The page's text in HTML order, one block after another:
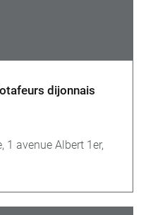
dijonnais
1 avenue Albert 1er,